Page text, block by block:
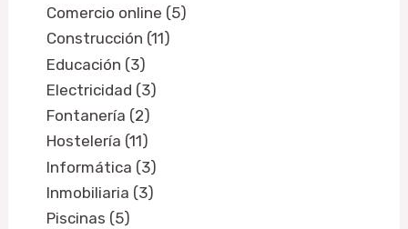
Comercio online (5)
Construcción (11)
Educación (3)
Electricidad (3)
Fontanería (2)
Hostelería (11)
Informática (3)
Inmobiliaria (3)
Piscinas (5)